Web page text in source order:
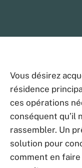
Vous désirez
résidence
ces opérations
conséquent qu’il
rassembler. Un
solution pour
comment en faire